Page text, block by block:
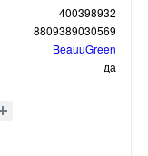
400398932
8809389030569
BeauuGreen
да